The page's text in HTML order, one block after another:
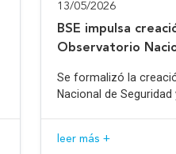
13/05/2026
BSE impulsa
Observatorio
Se formalizó la
Nacional de Seguridad
leer más +